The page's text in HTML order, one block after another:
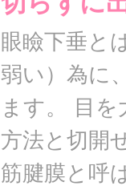
眼瞼下垂と
弱い）為に
ます。 目
方法と切開
筋腱膜と呼